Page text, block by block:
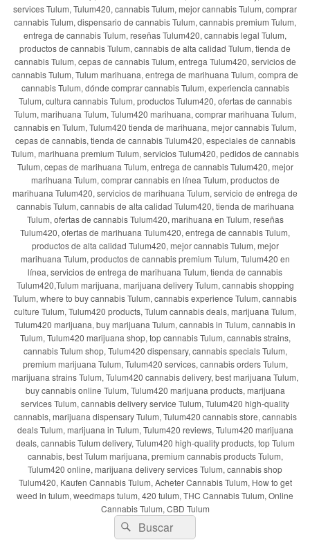
services Tulum, Tulum420, cannabis Tulum, mejor cannabis Tulum, comprar
cannabis Tulum, dispensario de cannabis Tulum, cannabis premium Tulum,
entrega de cannabis Tulum, reseñas Tulum420, cannabis legal Tulum,
productos de cannabis Tulum, cannabis de alta calidad Tulum, tienda de
cannabis Tulum, cepas de cannabis Tulum, entrega Tulum420, servicios de
cannabis Tulum, Tulum marihuana, entrega de marihuana Tulum, compra de
cannabis Tulum, dónde comprar cannabis Tulum, experiencia cannabis
Tulum, cultura cannabis Tulum, productos Tulum420, ofertas de cannabis
Tulum, marihuana Tulum, Tulum420 marihuana, comprar marihuana Tulum,
cannabis en Tulum, Tulum420 tienda de marihuana, mejor cannabis Tulum,
cepas de cannabis, tienda de cannabis Tulum420, especiales de cannabis
Tulum, marihuana premium Tulum, servicios Tulum420, pedidos de cannabis
Tulum, cepas de marihuana Tulum, entrega de cannabis Tulum420, mejor
marihuana Tulum, comprar cannabis en línea Tulum, productos de
marihuana Tulum420, servicios de marihuana Tulum, servicio de entrega de
cannabis Tulum, cannabis de alta calidad Tulum420, tienda de marihuana
Tulum, ofertas de cannabis Tulum420, marihuana en Tulum, reseñas
Tulum420, ofertas de marihuana Tulum420, entrega de cannabis Tulum,
productos de alta calidad Tulum420, mejor cannabis Tulum, mejor
marihuana Tulum, productos de cannabis premium Tulum, Tulum420 en
línea, servicios de entrega de marihuana Tulum, tienda de cannabis
Tulum420,Tulum marijuana, marijuana delivery Tulum, cannabis shopping
Tulum, where to buy cannabis Tulum, cannabis experience Tulum, cannabis
culture Tulum, Tulum420 products, Tulum cannabis deals, marijuana Tulum,
Tulum420 marijuana, buy marijuana Tulum, cannabis in Tulum, cannabis in
Tulum, Tulum420 marijuana shop, top cannabis Tulum, cannabis strains,
cannabis Tulum shop, Tulum420 dispensary, cannabis specials Tulum,
premium marijuana Tulum, Tulum420 services, cannabis orders Tulum,
marijuana strains Tulum, Tulum420 cannabis delivery, best marijuana Tulum,
buy cannabis online Tulum, Tulum420 marijuana products, marijuana
services Tulum, cannabis delivery service Tulum, Tulum420 high-quality
cannabis, marijuana dispensary Tulum, Tulum420 cannabis store, cannabis
deals Tulum, marijuana in Tulum, Tulum420 reviews, Tulum420 marijuana
deals, cannabis Tulum delivery, Tulum420 high-quality products, top Tulum
cannabis, best Tulum marijuana, premium cannabis products Tulum,
Tulum420 online, marijuana delivery services Tulum, cannabis shop
Tulum420, Kaufen Cannabis Tulum, Acheter Cannabis Tulum, How to get
weed in tulum, weedmaps tulum, 420 tulum, THC Cannabis Tulum, Online
Cannabis Tulum, CBD Tulum
Buscar
por:
Buscar